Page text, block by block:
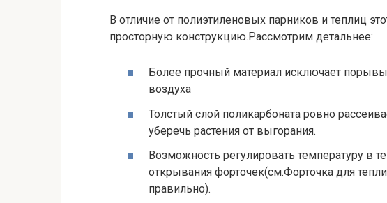
В отличие от полиэтиленовых парников и теплиц
просторную конструкцию.Рассмотрим детальнее:
Более прочный материал исключает
воздуха
Толстый слой поликарбоната ровно
уберечь растения от выгорания.
Возможность регулировать температуру в
открывания форточек(см.Форточка для
правильно).